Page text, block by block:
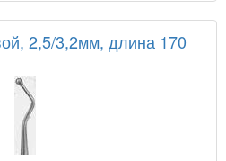
2,5/3,2мм, длина 170